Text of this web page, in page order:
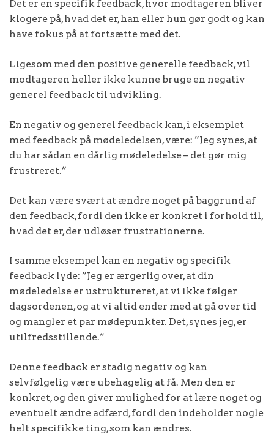
Det er en specifik feedback, hvor modtageren bliver
klogere på, hvad det er, han eller hun gør godt og kan
have fokus på at fortsætte med det.
Ligesom med den positive generelle feedback, vil
modtageren heller ikke kunne bruge en negativ
generel feedback til udvikling.
En negativ og generel feedback kan, i eksemplet
med feedback på mødeledelsen, være: ”Jeg synes, at
du har sådan en dårlig mødeledelse – det gør mig
frustreret.”
Det kan være svært at ændre noget på baggrund af
den feedback, fordi den ikke er konkret i forhold til,
hvad det er, der udløser frustrationerne.
I samme eksempel kan en negativ og specifik
feedback lyde: ”Jeg er ærgerlig over, at din
mødeledelse er ustruktureret, at vi ikke følger
dagsordenen, og at vi altid ender med at gå over tid
og mangler et par mødepunkter. Det, synes jeg, er
utilfredsstillende.”
Denne feedback er stadig negativ og kan
selvfølgelig være ubehagelig at få. Men den er
konkret, og den giver mulighed for at lære noget og
eventuelt ændre adfærd, fordi den indeholder nogle
helt specifikke ting, som kan ændres.